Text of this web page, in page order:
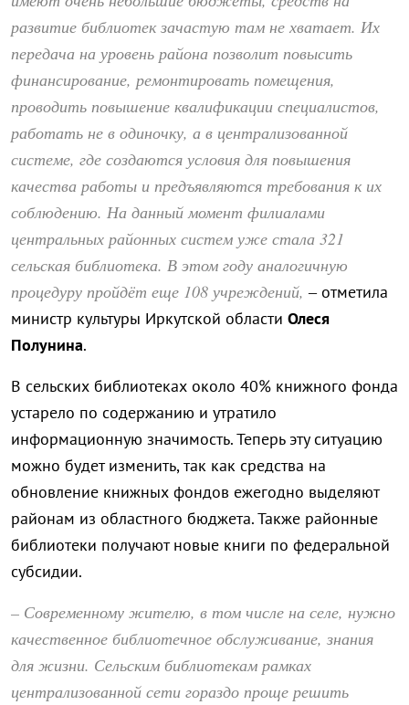
развитие библиотек зачастую там не хватает. Их
передача на уровень района позволит повысить
финансирование, ремонтировать помещения,
проводить повышение квалификации специалистов,
работать не в одиночку, а в централизованной
системе, где создаются условия для повышения
качества работы и предъявляются требования к их
соблюдению. На данный момент филиалами
центральных районных систем уже стала 321
сельская библиотека. В этом году аналогичную
процедуру пройдёт еще 108 учреждений, – отметила
министр культуры Иркутской области Олеся
Полунина.
В сельских библиотеках около 40% книжного фонда
устарело по содержанию и утратило
информационную значимость. Теперь эту ситуацию
можно будет изменить, так как средства на
обновление книжных фондов ежегодно выделяют
районам из областного бюджета. Также районные
библиотеки получают новые книги по федеральной
субсидии.
– Современному жителю, в том числе на селе, нужно
качественное библиотечное обслуживание, знания
для жизни. Сельским библиотекам рамках
централизованной сети гораздо проще решить